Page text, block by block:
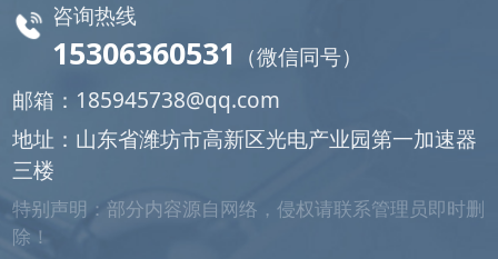
咨询热线
15306360531
（微信同号）
邮箱： 185945738@qq.com
地址：山东省潍坊市高新区光电产业园第一加速器
三楼
特别声明：部分内容源自网络，侵权请联系管理员即时删
除！